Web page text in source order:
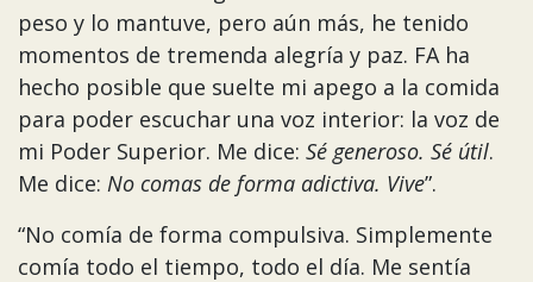
peso y lo mantuve, pero aún más, he tenido
momentos de tremenda alegría y paz. FA ha
hecho posible que suelte mi apego a la comida
para poder escuchar una voz interior: la voz de
mi Poder Superior. Me dice: Sé generoso. Sé útil.
Me dice: No comas de forma adictiva. Vive”.
“No comía de forma compulsiva. Simplemente
comía todo el tiempo, todo el día. Me sentía